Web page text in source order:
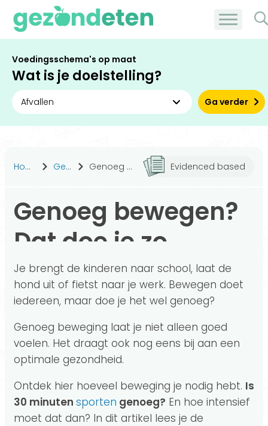
Voedingsschema's op maat
Wat is je doelstelling?
Ga verder
Home Gezond leven Genoeg bewegen? Dat doe je zo Evidenced based
Genoeg bewegen?
Dat doe je zo
Je brengt de kinderen naar school, laat de
hond uit of fietst naar je werk. Bewegen doet
iedereen, maar doe je het wel genoeg?
Genoeg beweging laat je niet alleen goed
voelen. Het draagt ook nog eens bij aan een
optimale gezondheid.
Ontdek hier hoeveel beweging je nodig hebt. Is
30 minuten sporten genoeg? En hoe intensief
moet dat dan? In dit artikel lees je de